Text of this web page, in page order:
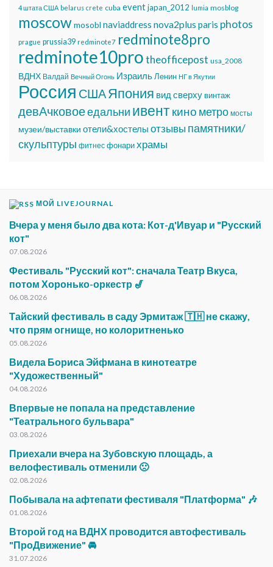
4 штата США belarus crete cuba eventjapan_2012 lumia mosblog
moscowmosobl naviaddress nova2plus paris photos
prague prussia39 redminote7 redminote8pro
redminote10protheofficepost usa_2008
ВДНХ Валдай Вечный Огонь Израиль Ленин НГ в Якутии
Россия СШАЯпония вид сверху винтаж
девАчковоеедальни ивенткино метро мосты
музеи/выставки отели&хостелы отзывы памятники/
скульптуры фитнес фонарихрамы
МОЙ LIVEJOURNAL
Вчера у меня было два кота: Кот-д'Ивуар и "Русский
кот"
07.08.2026
Фестиваль "Русский кот": сначала Театр Вкуса,
потом Хоронько-оркестр 🎷
06.08.2026
Тайский фестиваль в саду Эрмитаж 🇹🇭 не скажу,
что прям огнище, но колоритненько
05.08.2026
Видела Бориса Эйфмана в кинотеатре
"Художественный"
04.08.2026
Впервые не попала на представление
"Театрального бульвара"
03.08.2026
Приехали вчера на Зубовскую площадь, а
велофестиваль отменили 🙁
02.08.2026
Побывала на афтепати фестиваля "Платформа" 🎶
01.08.2026
Второй год на ВДНХ проводится автофестиваль
"ПроДвижение" 🚘
31.07.2026